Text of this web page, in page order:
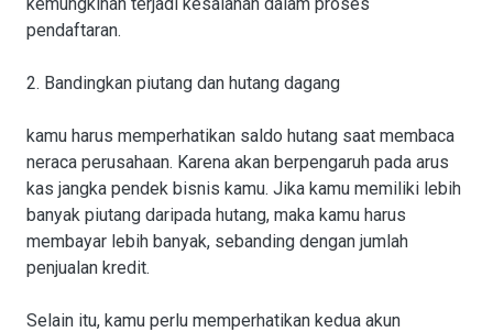
pendaftaran.
2. Bandingkan piutang dan hutang dagang
kamu harus memperhatikan saldo hutang saat membaca
neraca perusahaan. Karena akan berpengaruh pada arus
kas jangka pendek bisnis kamu. Jika kamu memiliki lebih
banyak piutang daripada hutang, maka kamu harus
membayar lebih banyak, sebanding dengan jumlah
penjualan kredit.
Selain itu, kamu perlu memperhatikan kedua akun